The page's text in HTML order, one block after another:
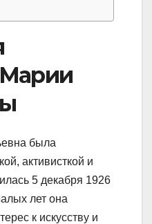
была
активисткой и
5 декабря 1926
лет она
к искусству и